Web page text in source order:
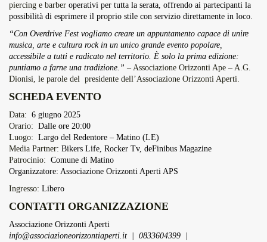
piercing e barber operativi per tutta la serata, offrendo ai partecipanti la
possibilità di esprimere il proprio stile con servizio direttamente in loco.
“Con Overdrive Fest vogliamo creare un appuntamento capace di unire
musica, arte e cultura rock in un unico grande evento popolare,
accessibile a tutti e radicato nel territorio. È solo la prima edizione:
puntiamo a farne una tradizione.” – Associazione Orizzonti Ape – A.G.
Dionisi, le parole del presidente dell’Associazione Orizzonti Aperti.
SCHEDA EVENTO
Data: 6 giugno 2025
Orario: Dalle ore 20:00
Luogo: Largo del Redentore – Matino (LE)
Media Partner: Bikers Life, Rocker Tv, deFinibus Magazine
Patrocinio: Comune di Matino
Organizzatore: Associazione Orizzonti Aperti APS
Ingresso: Libero
CONTATTI ORGANIZZAZIONE
Associazione Orizzonti Aperti
info@associazioneorizzontiaperti.it
0833604399